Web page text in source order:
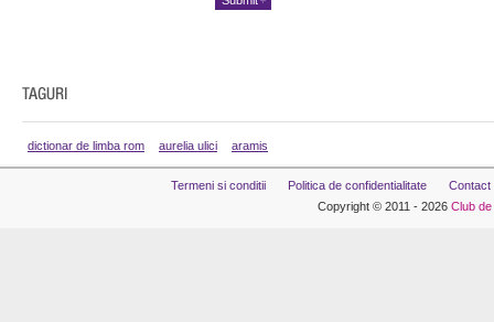
dictionar de limba rom aurelia ulici aramis
Termeni si conditii Politica de confidentialitate
Contact
Copyright © 2011 - 2026 Club